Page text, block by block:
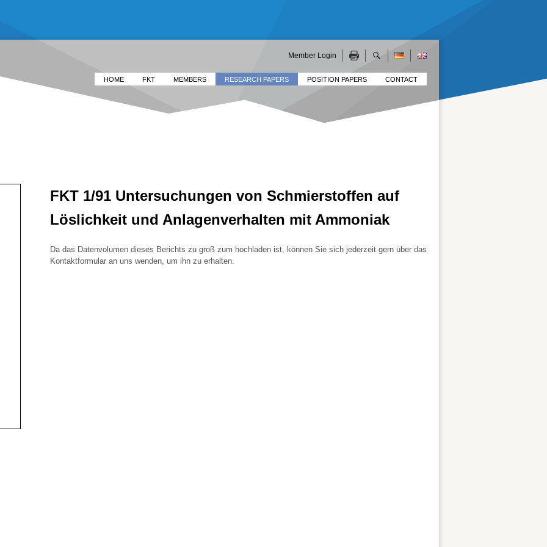
Member Login
HOME FKT MEMBERS RESEARCH PAPERS POSITION PAPERS CONTACT
FKT 1/91 Untersuchungen von Schmierstoffen auf
Löslichkeit und Anlagenverhalten mit Ammoniak
Da das Datenvolumen dieses Berichts zu groß zum hochladen ist, können Sie sich jederzeit gern über das
Kontaktformular an uns wenden, um ihn zu erhalten.